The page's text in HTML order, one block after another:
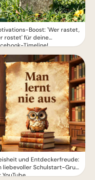
Boost: 'Wer rastet,
rostet' für deine
Timeline!
und Entdeckerfreude:
liebevoller Schulstart-Gruß
YouTube